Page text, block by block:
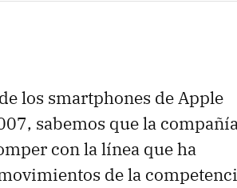
los smartphones de Apple
sabemos que la
con la línea que ha
de la